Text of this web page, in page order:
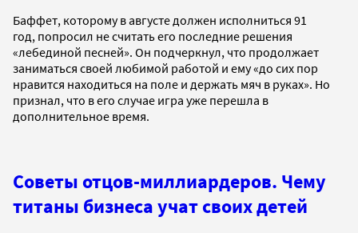
Баффет, которому в августе должен исполниться 91
год, попросил не считать его последние решения
«лебединой песней». Он подчеркнул, что продолжает
заниматься своей любимой работой и ему «до сих пор
нравится находиться на поле и держать мяч в руках». Но
признал, что в его случае игра уже перешла в
дополнительное время.
Советы отцов-миллиардеров. Чему
титаны бизнеса учат своих детей